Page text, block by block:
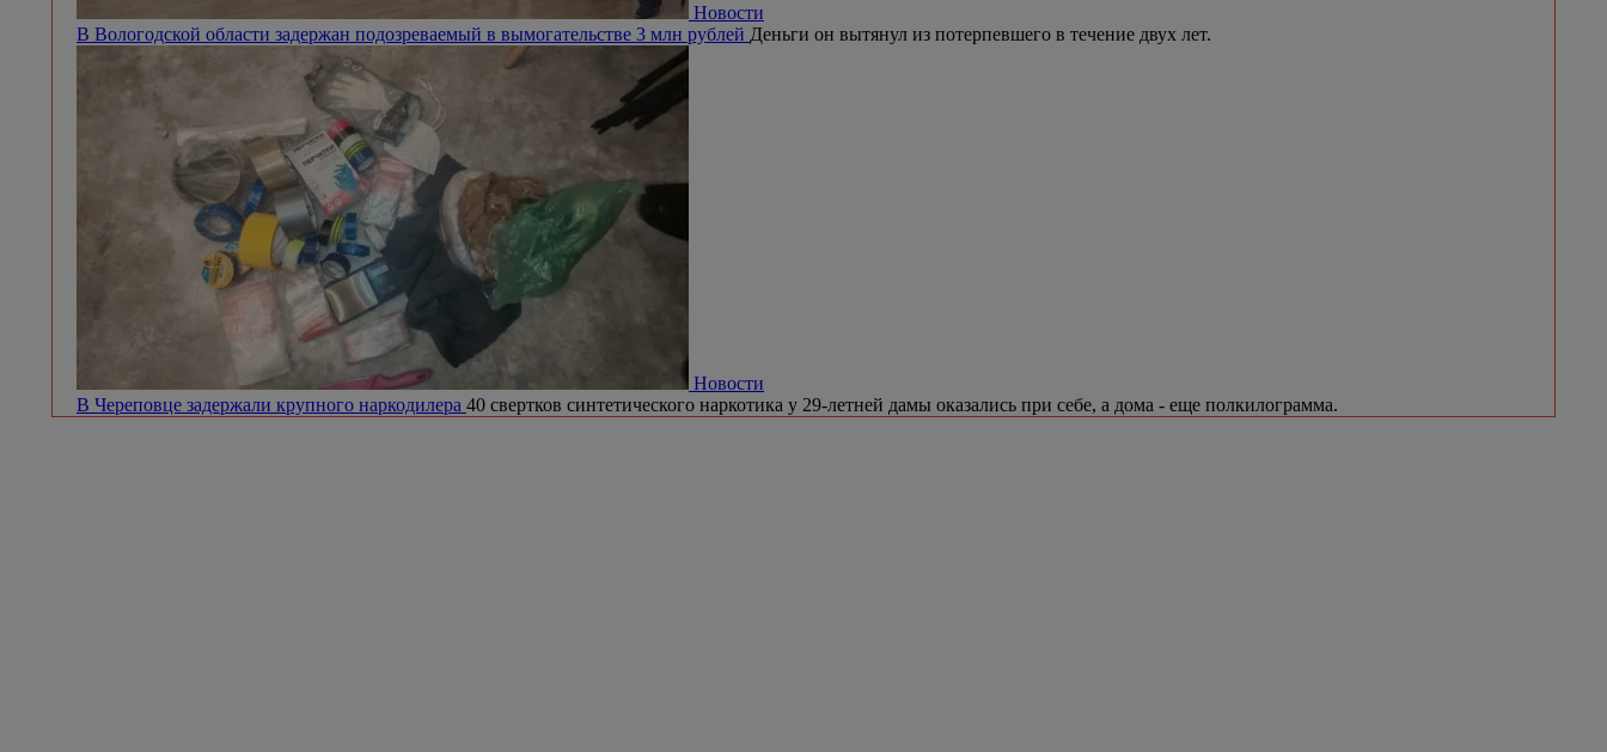
Новости
В Вологодской области задержан подозреваемый в вымогательстве 3 млн рублей Деньги он вытянул из потерпевшего в течение двух лет.
Новости
В Череповце задержали крупного наркодилера 40 свертков синтетического наркотика у 29-летней дамы оказались при себе, а дома - еще полкилограмма.